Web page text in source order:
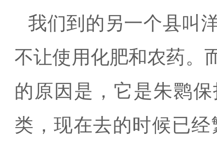
我们到的另一个县叫
不让使用化肥和农药。
的原因是，它是朱鹮
类，现在去的时候已经